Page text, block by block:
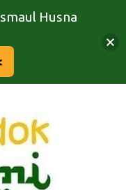
Husna